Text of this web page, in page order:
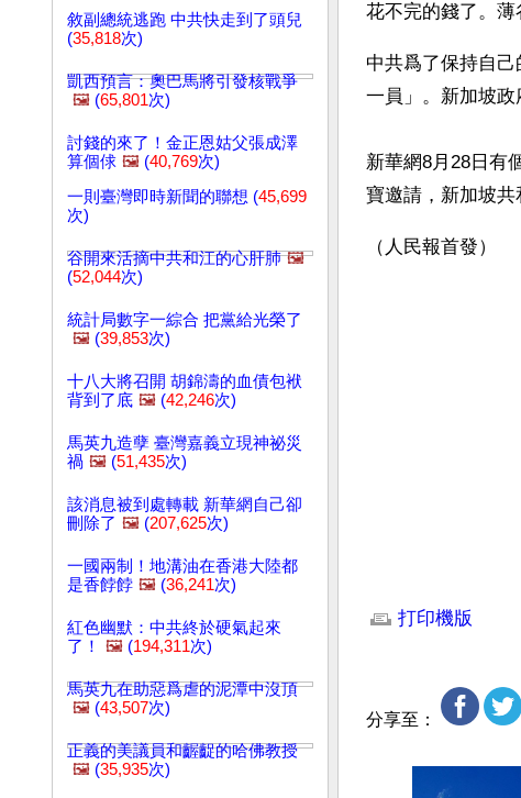
敘副總統逃跑 中共快走到了頭兒
(35,818次)
凱西預言：奧巴馬將引發核戰爭
🖼️ (65,801次)
討錢的來了！金正恩姑父張成澤
算個俅 🖼️ (40,769次)
一則臺灣即時新聞的聯想 (45,699
次)
谷開來活摘中共和江的心肝肺 🖼️
(52,044次)
統計局數字一綜合 把黨給光榮了
🖼️ (39,853次)
十八大將召開 胡錦濤的血債包袱
背到了底 🖼️ (42,246次)
馬英九造孽 臺灣嘉義立現神祕災
禍 🖼️ (51,435次)
該消息被到處轉載 新華網自己卻
刪除了 🖼️ (207,625次)
一國兩制！地溝油在香港大陸都
是香餑餑 🖼️ (36,241次)
紅色幽默：中共終於硬氣起來
了！
🖼️ (194,311次)
馬英九在助惡爲虐的泥潭中沒頂
🖼️ (43,507次)
正義的美議員和齷齪的哈佛教授
🖼️ (35,935次)
花不完的錢了。薄
中共爲了保持自
一員」。新加坡政
新華網8月28日有
寶邀請，新加坡
（人民報首發）
打印機版
分享至：